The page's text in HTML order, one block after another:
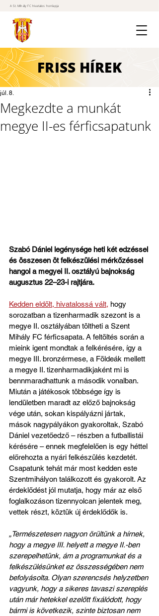
A St. Mihály FC hivatalos honlapja
FRISS HÍREK
Megkezdte a munkát
megye II-es férficsapatunk
júl. 8.
Szabó Dániel legénysége heti két edzéssel
és összesen öt felkészülési mérkőzéssel
hangol a megyei II. osztályú bajnokság
augusztus 22–23-i rajtjára.
Kedden eldőlt, hivatalossá vált, hogy
sorozatban a tizenharmadik szezont is a
megye II. osztályában töltheti a Szent
Mihály FC férficsapata. A feltöltés során a
mieink igent mondtak a felkérésére, így a
megye III. bronzérmese, a Földeák mellett
a megye II. tizenharmadikjaként mi is
bennmaradhattunk a második vonalban.
Miután a játékosok többsége így is
lendületben maradt az előző bajnokság
vége után, sokan kispályázni jártak,
mások nagypályákon gyakoroltak, Szabó
Dániel vezetőedző – részben a futballistái
kérésére – ennek megfelelően is egy héttel
előrehozta a nyári felkészülés kezdetét.
Csapatunk tehát már most kedden este
Szentmihályon találkozott és gyakorolt. Az
érdeklődést jól mutatja, hogy már az első
foglalkozáson tizennyolcan jelentek meg,
vettek részt, köztük új érdeklődők is.
„Természetesen nagyon örültünk a hírnek,
hogy a megye III. helyett a megye II.-ben
szerepelhetünk, ám a programunkat és a
felkészülésünket ez összességében nem
befolyásolta. Olyan szerencsés helyzetben
vagyunk, hogy a sikeres tavaszi szereplés
után már hetekkel ezelőtt fixálódott, hogy
bármi is következik, szinte biztosan nem